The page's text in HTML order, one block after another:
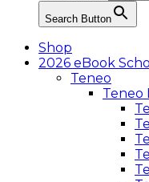
Search Button
Shop
2026 eBook
Teneo
Teneo